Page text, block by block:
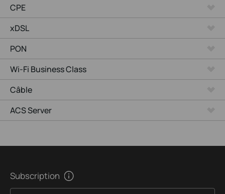
CPE
xDSL
PON
Wi-Fi Business Class
Câble
ACS Server
Subscription